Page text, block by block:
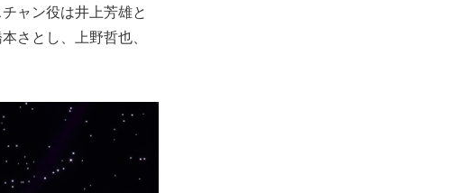
ャン役は井上芳雄と
さとし、上野哲也、